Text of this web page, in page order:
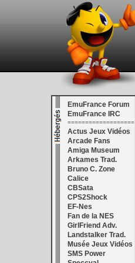
EmuFrance Forum
EmuFrance IRC
===================
Actus Jeux Vidéos
Arcade Fans
Amiga Museum
Arkames Trad.
Bruno C. Zone
Calice
CBSata
CPS2Shock
EF-Nes
Fan de la NES
GirlFriend Adv.
Landstalker Trad.
Musée Jeux Vidéos
SMS Power